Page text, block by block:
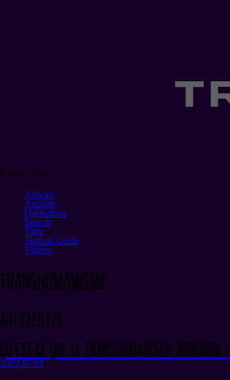
Articles
Authors
Quotations
Search
Tags
Topical Guide
Videos
transhumanisme
Articles (2)
Qu’est-ce que le Transhumanisme Mormon ?
2022.07.01